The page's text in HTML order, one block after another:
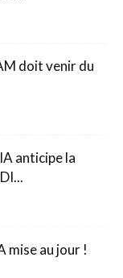
doit venir du
anticipe la
mise au jour !